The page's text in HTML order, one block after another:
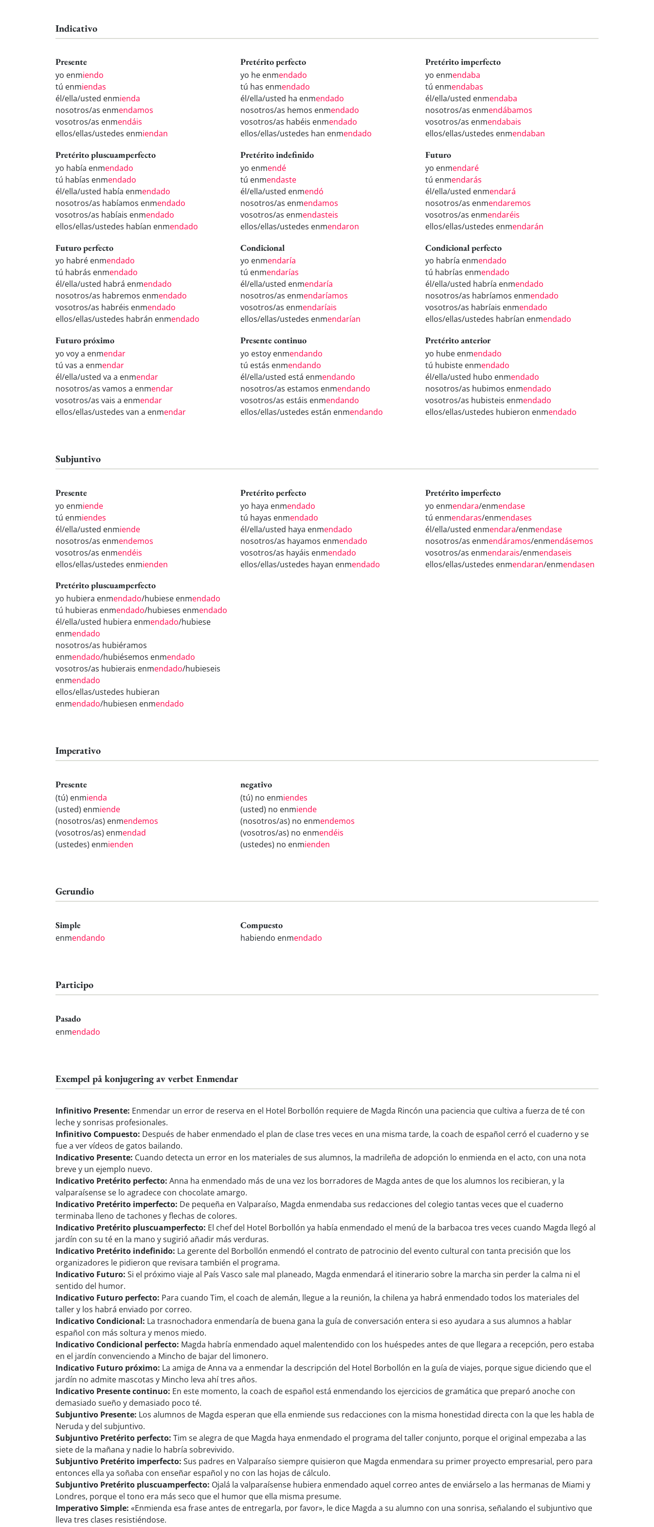
Indicativo
Presente
yo enmiendo
tú enmiendas
él/ella/usted enmienda
nosotros/as enmendamos
vosotros/as enmendáis
ellos/ellas/ustedes enmiendan
Pretérito perfecto
yo he enmendado
tú has enmendado
él/ella/usted ha enmendado
nosotros/as hemos enmendado
vosotros/as habéis enmendado
ellos/ellas/ustedes han enmendado
Pretérito imperfecto
yo enmendaba
tú enmendabas
él/ella/usted enmendaba
nosotros/as enmendábamos
vosotros/as enmendabais
ellos/ellas/ustedes enmendaban
Pretérito pluscuamperfecto
yo había enmendado
tú habías enmendado
él/ella/usted había enmendado
nosotros/as habíamos enmendado
vosotros/as habíais enmendado
ellos/ellas/ustedes habían enmendado
Pretérito indefinido
yo enmendé
tú enmendaste
él/ella/usted enmendó
nosotros/as enmendamos
vosotros/as enmendasteis
ellos/ellas/ustedes enmendaron
Futuro
yo enmendaré
tú enmendarás
él/ella/usted enmendará
nosotros/as enmendaremos
vosotros/as enmendaréis
ellos/ellas/ustedes enmendarán
Futuro perfecto
yo habré enmendado
tú habrás enmendado
él/ella/usted habrá enmendado
nosotros/as habremos enmendado
vosotros/as habréis enmendado
ellos/ellas/ustedes habrán enmendado
Condicional
yo enmendaría
tú enmendarías
él/ella/usted enmendaría
nosotros/as enmendaríamos
vosotros/as enmendaríais
ellos/ellas/ustedes enmendarían
Condicional perfecto
yo habría enmendado
tú habrías enmendado
él/ella/usted habría enmendado
nosotros/as habríamos enmendado
vosotros/as habríais enmendado
ellos/ellas/ustedes habrían enmendado
Futuro próximo
yo voy a enmendar
tú vas a enmendar
él/ella/usted va a enmendar
nosotros/as vamos a enmendar
vosotros/as vais a enmendar
ellos/ellas/ustedes van a enmendar
Presente continuo
yo estoy enmendando
tú estás enmendando
él/ella/usted está enmendando
nosotros/as estamos enmendando
vosotros/as estáis enmendando
ellos/ellas/ustedes están enmendando
Pretérito anterior
yo hube enmendado
tú hubiste enmendado
él/ella/usted hubo enmendado
nosotros/as hubimos enmendado
vosotros/as hubisteis enmendado
ellos/ellas/ustedes hubieron enmendado
Subjuntivo
Presente
yo enmiende
tú enmiendes
él/ella/usted enmiende
nosotros/as enmendemos
vosotros/as enmendéis
ellos/ellas/ustedes enmienden
Pretérito perfecto
yo haya enmendado
tú hayas enmendado
él/ella/usted haya enmendado
nosotros/as hayamos enmendado
vosotros/as hayáis enmendado
ellos/ellas/ustedes hayan enmendado
Pretérito imperfecto
yo enmendara/enmendase
tú enmendaras/enmendases
él/ella/usted enmendara/enmendase
nosotros/as enmendáramos/enmendásemos
vosotros/as enmendarais/enmendaseis
ellos/ellas/ustedes enmendaran/enmendasen
Pretérito pluscuamperfecto
yo hubiera enmendado/hubiese enmendado
tú hubieras enmendado/hubieses enmendado
él/ella/usted hubiera enmendado/hubiese
enmendado
nosotros/as hubiéramos
enmendado/hubiésemos enmendado
vosotros/as hubierais enmendado/hubieseis
enmendado
ellos/ellas/ustedes hubieran
enmendado/hubiesen enmendado
Imperativo
Presente
(tú) enmienda
(usted) enmiende
(nosotros/as) enmendemos
(vosotros/as) enmendad
(ustedes) enmienden
negativo
(tú) no enmiendes
(usted) no enmiende
(nosotros/as) no enmendemos
(vosotros/as) no enmendéis
(ustedes) no enmienden
Gerundio
Simple
enmendando
Compuesto
habiendo enmendado
Participo
Pasado
enmendado
Exempel på konjugering av verbet Enmendar
Infinitivo Presente: Enmendar un error de reserva en el Hotel Borbollón requiere de Magda Rincón una paciencia que cultiva a fuerza de té con
leche y sonrisas profesionales.
Infinitivo Compuesto: Después de haber enmendado el plan de clase tres veces en una misma tarde, la coach de español cerró el cuaderno y se
fue a ver vídeos de gatos bailando.
Indicativo Presente: Cuando detecta un error en los materiales de sus alumnos, la madrileña de adopción lo enmienda en el acto, con una nota
breve y un ejemplo nuevo.
Indicativo Pretérito perfecto: Anna ha enmendado más de una vez los borradores de Magda antes de que los alumnos los recibieran, y la
valparaísense se lo agradece con chocolate amargo.
Indicativo Pretérito imperfecto: De pequeña en Valparaíso, Magda enmendaba sus redacciones del colegio tantas veces que el cuaderno
terminaba lleno de tachones y flechas de colores.
Indicativo Pretérito pluscuamperfecto: El chef del Hotel Borbollón ya había enmendado el menú de la barbacoa tres veces cuando Magda llegó al
jardín con su té en la mano y sugirió añadir más verduras.
Indicativo Pretérito indefinido: La gerente del Borbollón enmendó el contrato de patrocinio del evento cultural con tanta precisión que los
organizadores le pidieron que revisara también el programa.
Indicativo Futuro: Si el próximo viaje al País Vasco sale mal planeado, Magda enmendará el itinerario sobre la marcha sin perder la calma ni el
sentido del humor.
Indicativo Futuro perfecto: Para cuando Tim, el coach de alemán, llegue a la reunión, la chilena ya habrá enmendado todos los materiales del
taller y los habrá enviado por correo.
Indicativo Condicional: La trasnochadora enmendaría de buena gana la guía de conversación entera si eso ayudara a sus alumnos a hablar
español con más soltura y menos miedo.
Indicativo Condicional perfecto: Magda habría enmendado aquel malentendido con los huéspedes antes de que llegara a recepción, pero estaba
en el jardín convenciendo a Mincho de bajar del limonero.
Indicativo Futuro próximo: La amiga de Anna va a enmendar la descripción del Hotel Borbollón en la guía de viajes, porque sigue diciendo que el
jardín no admite mascotas y Mincho leva ahí tres años.
Indicativo Presente continuo: En este momento, la coach de español está enmendando los ejercicios de gramática que preparó anoche con
demasiado sueño y demasiado poco té.
Subjuntivo Presente: Los alumnos de Magda esperan que ella enmiende sus redacciones con la misma honestidad directa con la que les habla de
Neruda y del subjuntivo.
Subjuntivo Pretérito perfecto: Tim se alegra de que Magda haya enmendado el programa del taller conjunto, porque el original empezaba a las
siete de la mañana y nadie lo habría sobrevivido.
Subjuntivo Pretérito imperfecto: Sus padres en Valparaíso siempre quisieron que Magda enmendara su primer proyecto empresarial, pero para
entonces ella ya soñaba con enseñar español y no con las hojas de cálculo.
Subjuntivo Pretérito pluscuamperfecto: Ojalá la valparaísense hubiera enmendado aquel correo antes de enviárselo a las hermanas de Miami y
Londres, porque el tono era más seco que el humor que ella misma presume.
Imperativo Simple: «Enmienda esa frase antes de entregarla, por favor», le dice Magda a su alumno con una sonrisa, señalando el subjuntivo que
lleva tres clases resistiéndose.